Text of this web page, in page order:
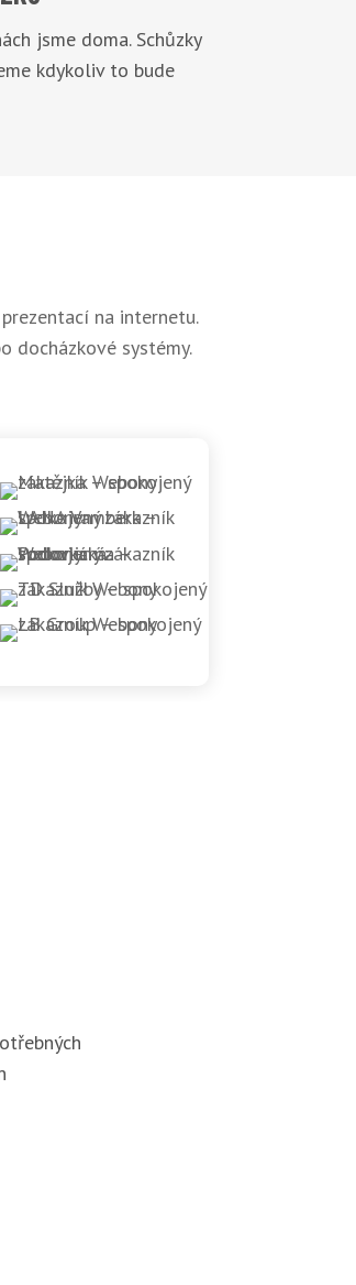
jsme doma. Schůzky
kdykoliv to bude
na internetu.
docházkové systémy.